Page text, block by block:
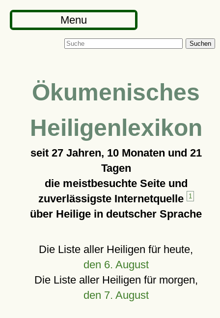
Menu
Suchen
Ökumenisches
Heiligenlexikon
seit 27 Jahren, 10 Monaten und 21
Tagen
die meistbesuchte Seite und
zuverlässigste Internetquelle
1
über Heilige in deutscher Sprache
Die Liste aller Heiligen für heute,
den 6. August
Die Liste aller Heiligen für morgen,
den 7. August